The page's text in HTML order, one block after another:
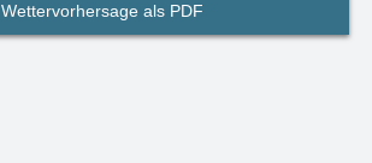
Wettervorhersage als PDF